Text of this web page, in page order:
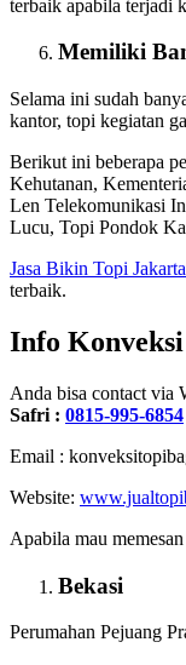
terbaik apabila terjadi
Memiliki
Selama ini sudah
kantor, topi kegiatan
Berikut ini beberapa
Kehutanan,
Len Telekomunikasi
Lucu, Topi Pondok
Jasa Bikin Topi
terbaik.
Info
Anda bisa contact via
Safri : 0815-995-6854
Email :
Website:
Apabila mau
Bekasi
Perumahan Pejuang